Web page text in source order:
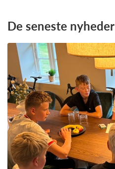
De seneste nyheder